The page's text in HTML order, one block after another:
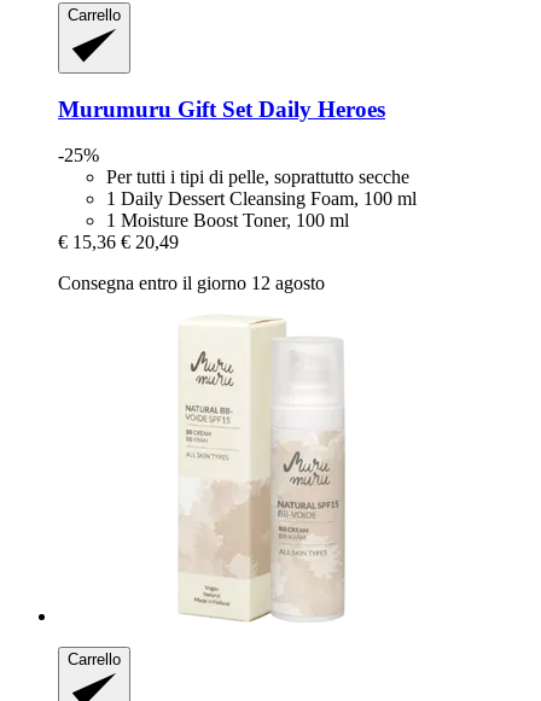
Carrello
Murumuru Gift Set Daily Heroes
-25%
Per tutti i tipi di pelle, soprattutto secche
1 Daily Dessert Cleansing Foam, 100 ml
1 Moisture Boost Toner, 100 ml
€ 15,36 € 20,49
Consegna entro il giorno 12 agosto
Carrello